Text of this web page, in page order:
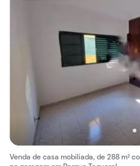
Venda de casa mobiliada, de 288 m²